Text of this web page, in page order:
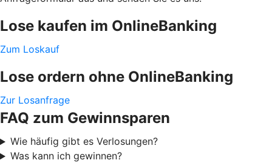
Lose kaufen im OnlineBanking
Zum Loskauf
Lose ordern ohne OnlineBanking
Zur Losanfrage
FAQ zum Gewinnsparen
Wie häufig gibt es Verlosungen?
Was kann ich gewinnen?